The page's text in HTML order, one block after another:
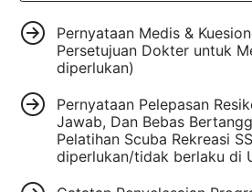
Pernyataan Medis &
Persetujuan Dokter untuk
diperlukan)
Pernyataan Pelepasan
Jawab, Dan Bebas
Pelatihan Scuba Rekreasi
diperlukan/tidak berlaku di